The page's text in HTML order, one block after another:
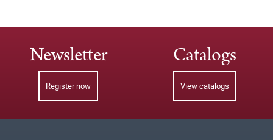
Newsletter
Register now
Catalogs
View catalogs